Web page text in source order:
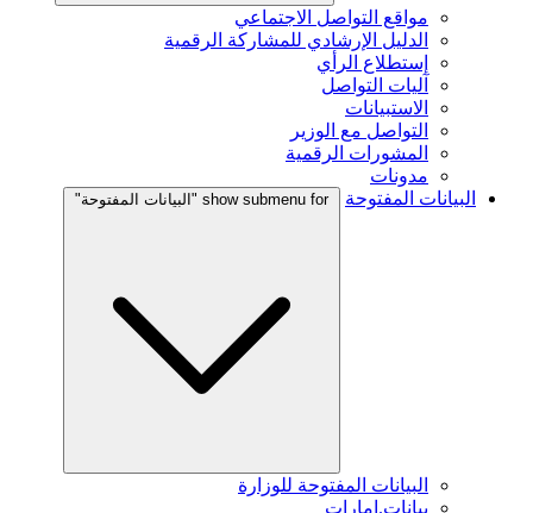
مواقع التواصل الاجتماعي
الدليل الإرشادي للمشاركة الرقمية
إستطلاع الرأي
آليات التواصل
الاستبيانات
التواصل مع الوزير
المشورات الرقمية
مدونات
البيانات المفتوحة
show submenu for "البيانات المفتوحة"
البيانات المفتوحة للوزارة
بيانات.امارات